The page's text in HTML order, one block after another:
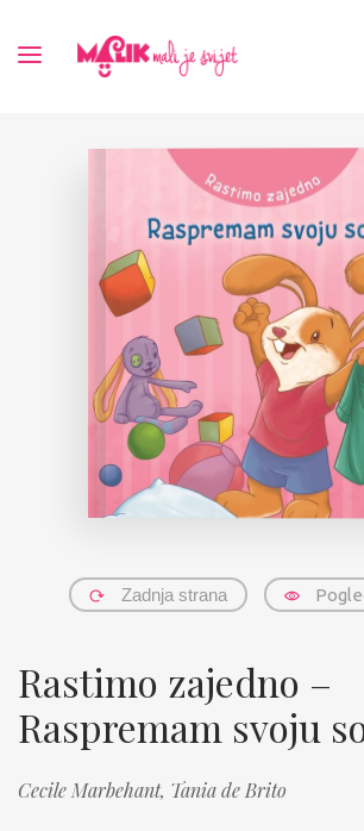
Zadnja strana
Rastimo zajedno –
Raspremam svoju
Cecile Marbehant, Tania de Brito